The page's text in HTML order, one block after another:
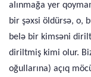
alınmağa yer
bir şəxsi öldürsə, o,
belə bir kimsəni
diriltmiş kimi olur.
oğullarına) açıq